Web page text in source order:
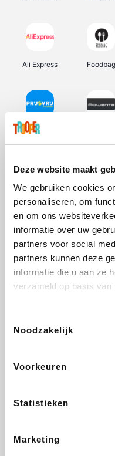
Deze website maakt
We gebruiken cookies
personaliseren, om
en om ons
informatie over uw
partners voor social
partners kunnen deze
informatie die u aan ze
verzameld op basis van
Noodzakelijk
Voorkeuren
Statistieken
Marketing
Ali Express Foodbag
Prijsvrij
Vidaxl
All Accor
DectDirect